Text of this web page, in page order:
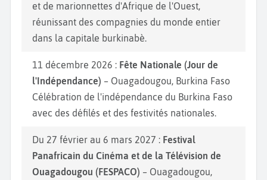
et de marionnettes d'Afrique de l'Ouest,
réunissant des compagnies du monde entier
dans la capitale burkinabè.
11 décembre 2026 : Fête Nationale (Jour de
l'Indépendance) – Ouagadougou, Burkina Faso
Célébration de l'indépendance du Burkina Faso
avec des défilés et des festivités nationales.
Du 27 février au 6 mars 2027 : Festival
Panafricain du Cinéma et de la Télévision de
Ouagadougou (FESPACO) – Ouagadougou,